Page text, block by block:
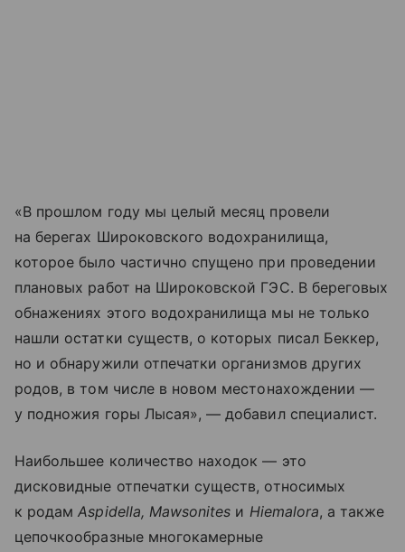
«В прошлом году мы целый месяц провели
на берегах Широковского водохранилища,
которое было частично спущено при проведении
плановых работ на Широковской ГЭС. В береговых
обнажениях этого водохранилища мы не только
нашли остатки существ, о которых писал Беккер,
но и обнаружили отпечатки организмов других
родов, в том числе в новом местонахождении —
у подножия горы Лысая», — добавил специалист.
Наибольшее количество находок — это
дисковидные отпечатки существ, относимых
к родамAspidella, Mawsonites и Hiemalora, а также
цепочкообразные многокамерные